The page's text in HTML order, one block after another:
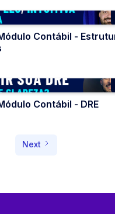
Contábil -
Contábil - DRE
Next